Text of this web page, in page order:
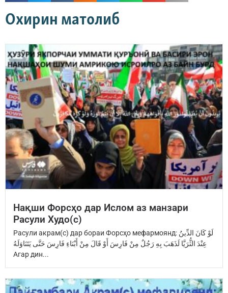
Охирин матолиб
Нақши Форсҳо дар Ислом аз манзари
Расули Худо(с)
Расули акрам(с) дар бораи Форсҳо мефармоянд: ‏لَوْ كَانَ الدِّينُ
عِنْدَ ‏الثُّرَيَّا‏ ‏لَذَهَبَ بِهِ رَجُلٌ مِنْ فَارِسَ ‏أَوْ قَالَ مِنْ أَبْنَاءِ فَارِسَ ‏حَتَّى يَتَنَاوَلَهُ
Агар дин...